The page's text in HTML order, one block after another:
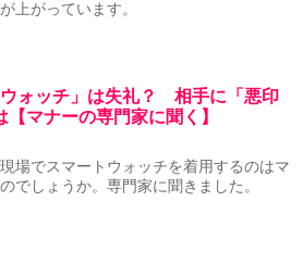
上がっています。
ォッチ」は失礼？ 相手に「悪印
マナーの専門家に聞く】
場でスマートウォッチを着用するのはマ
でしょうか。専門家に聞きました。